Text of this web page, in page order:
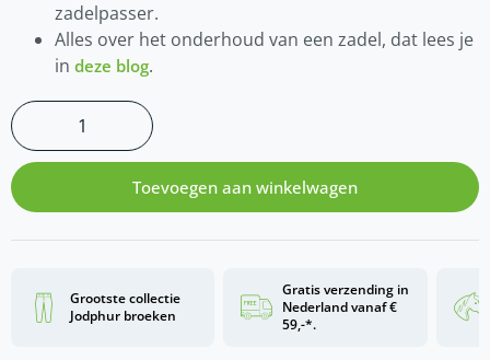
zadelpasser.
Alles over het onderhoud van een zadel, dat lees je
in deze blog.
Toevoegen aan winkelwagen
Grootste collectie
Jodphur broeken
Gratis verzending in
Nederland vanaf €
59,-*.